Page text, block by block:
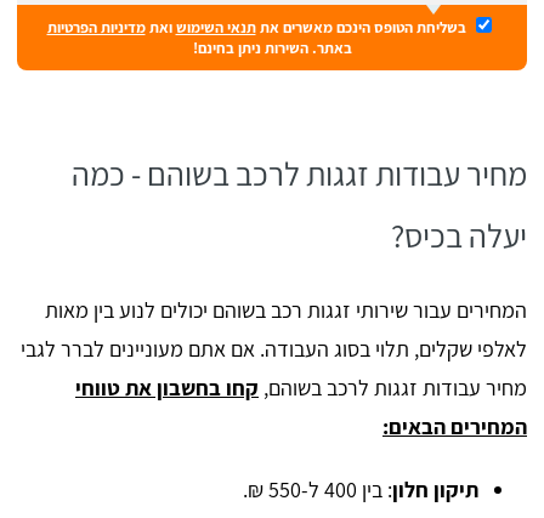
בשליחת הטופס הינכם מאשרים אתתנאי השימושואתמדיניות הפרטיות
באתר. השירות ניתן בחינם!
מחיר עבודות זגגות לרכב בשוהם - כמה
יעלה בכיס?
המחירים עבור שירותי זגגות רכב בשוהם יכולים לנוע בין מאות
לאלפי שקלים, תלוי בסוג העבודה. אם אתם מעוניינים לברר לגבי
מחיר עבודות זגגות לרכב בשוהם, קחו בחשבון את טווחי
המחירים הבאים:
תיקון חלון: בין 400 ל-550 ₪.